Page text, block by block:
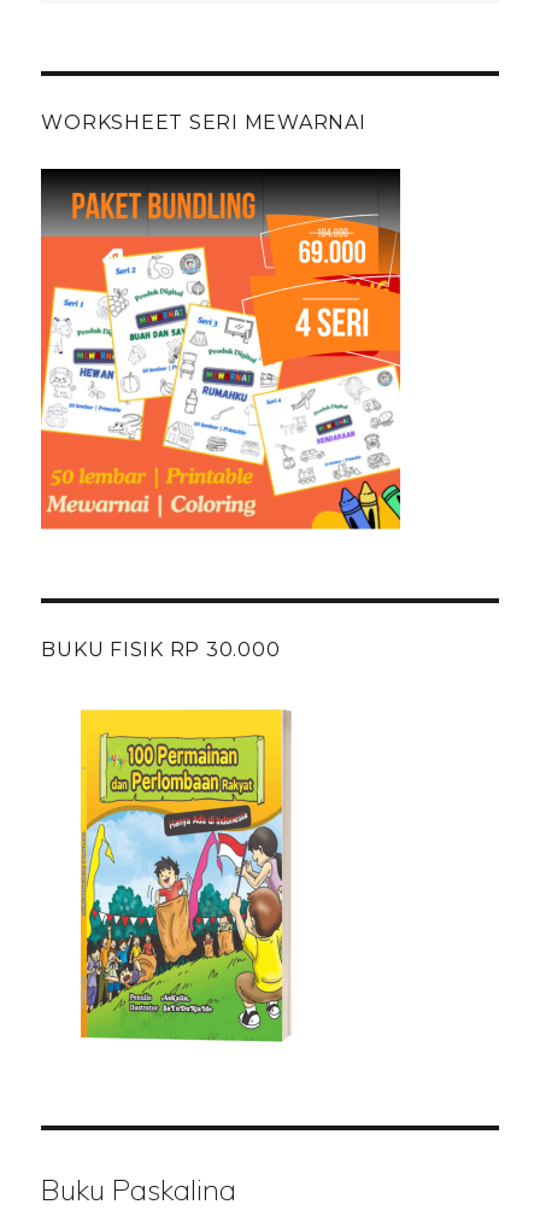
WORKSHEET SERI MEWARNAI
BUKU FISIK RP 30.000
Buku Paskalina